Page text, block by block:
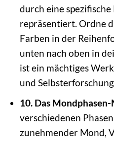
durch eine
repräsentiert. Ordne
Farben in der
unten nach oben in
ist ein mächtiges
und
10. Das
verschiedenen
zunehmender Mond,